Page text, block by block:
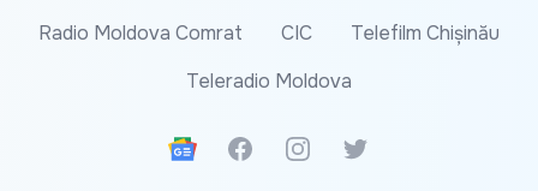
Radio Moldova Comrat
CIC
Telefilm Chișinău
Teleradio Moldova
Google News
FacebookInstagramTwitter